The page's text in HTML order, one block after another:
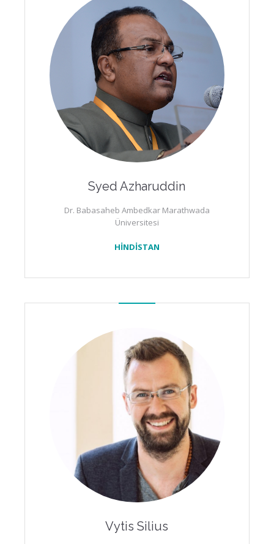
Syed Azharuddin
Dr. Babasaheb Ambedkar Marathwada
Üniversitesi
HİNDİSTAN
Vytis Silius